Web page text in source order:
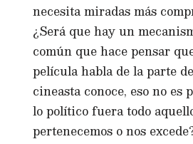
necesita miradas más
¿Será que hay un
común que hace pensar
película habla de la parte
cineasta conoce, eso no es
lo político fuera todo
pertenecemos o nos